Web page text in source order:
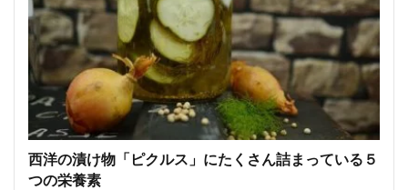
西洋の漬け物「ピクルス」にたくさん詰まっている５
つの栄養素